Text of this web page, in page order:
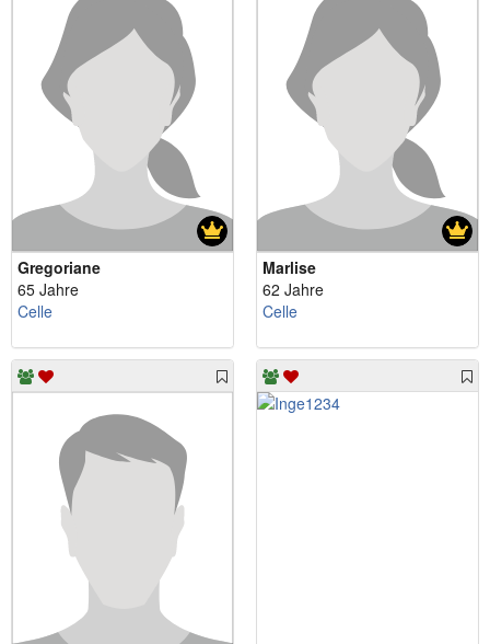
Gregoriane
65 Jahre
Celle
Marlise
62 Jahre
Celle